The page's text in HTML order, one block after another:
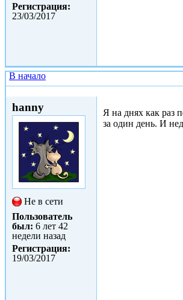
Регистрация:
23/03/2017
В начало
hanny
Не в сети
Пользователь
был: 6 лет 42
недели назад
Регистрация:
19/03/2017
Я на днях как раз
за один день. И